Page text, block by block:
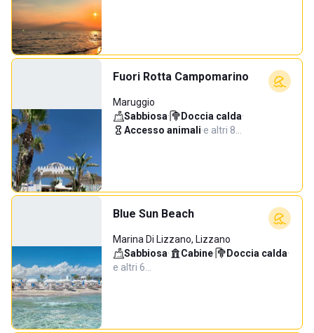
Fuori Rotta Campomarino
Maruggio
Sabbiosa· Doccia calda·
Accesso animali·e altri 8…
Blue Sun Beach
Marina Di Lizzano, Lizzano
Sabbiosa· Cabine· Doccia calda·
e altri 6…